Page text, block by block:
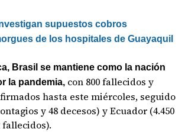
supuestos cobros
de los hospitales de Guayaquil
Brasil se mantiene como la nación
la pandemia, con 800 fallecidos y
hasta este miércoles, seguido
y 48 decesos) y Ecuador (4.450
fallecidos).